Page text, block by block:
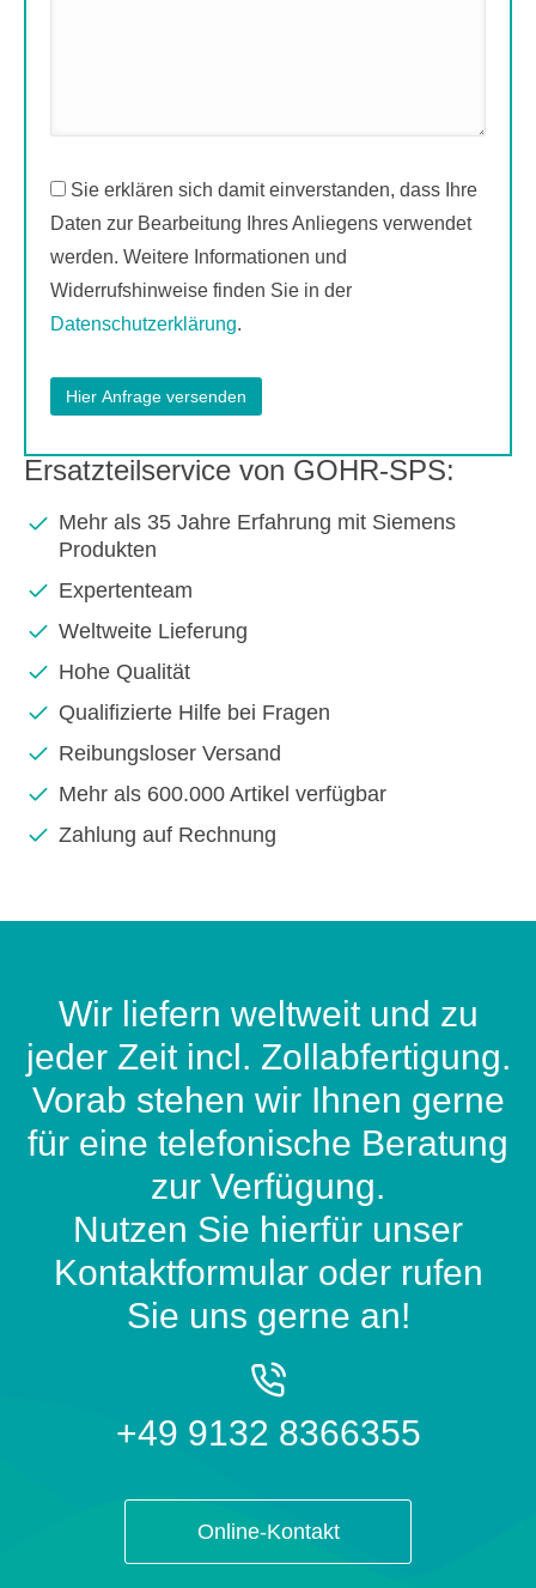
Sie erklären sich damit einverstanden, dass Ihre
Daten zur Bearbeitung Ihres Anliegens verwendet
werden. Weitere Informationen und
Widerrufshinweise finden Sie in der
Datenschutzerklärung.
Ersatzteilservice von GOHR-SPS:
Mehr als 35 Jahre Erfahrung mit Siemens
Produkten
Expertenteam
Weltweite Lieferung
Hohe Qualität
Qualifizierte Hilfe bei Fragen
Reibungsloser Versand
Mehr als 600.000 Artikel verfügbar
Zahlung auf Rechnung
Wir liefern weltweit und zu
jeder Zeit incl. Zollabfertigung.
Vorab stehen wir Ihnen gerne
für eine telefonische Beratung
zur Verfügung.
Nutzen Sie hierfür unser
Kontaktformular oder rufen
Sie uns gerne an!
+49 9132 8366355
Online-Kontakt